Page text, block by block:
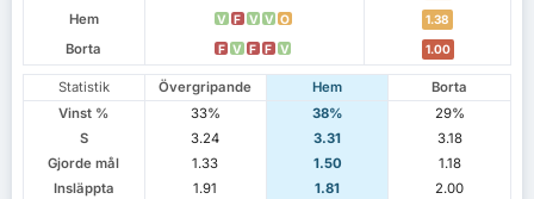
Hem V F V V O 1.38
Borta F V F F V 1.00
Statistik Övergripande Hem
Borta
Vinst %
33% 38%
29%
S
3.24 3.31
3.18
Gjorde mål
1.33 1.50
1.18
Insläppta
1.91 1.81
2.00